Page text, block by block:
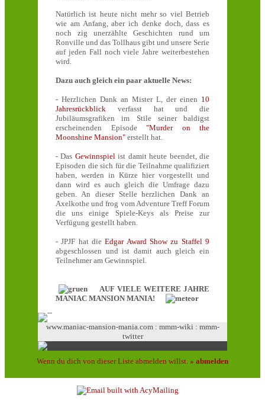
Natürlich ist heute nicht mehr so viel Betrieb
wie am Anfang, aber ich denke doch, dass es
noch zig unerzählte Geschichten rund um
Ronville und das Tollhaus gibt und unsere Serie
auf jeden Fall noch viele Jahre weiterbestehen
wird.
Dazu auch gleich ein paar aktuelle News:
- Herzlichen Dank an Mister L, der einen 10
Jahresrückblick verfasst hat und die
Jubiläumsgrafiken im Stile seiner baldigst
erscheinenden Episode "Murder on the
Moonshine Mansion" erstellt hat.
- Das Gewinnspielist damit heute beendet, die
Episoden die sich für die Teilnahme qualifiziert
haben, werden in Kürze hier vorgestellt und
dann wird es auch gleich die Umfrage dazu
geben. An dieser Stelle herzlichen Dank an
Axelkothe und frog vom Adventure Treff Forum
die uns einige Spiele-Keys als Preise zur
Verfügung gestellt haben.
- JPJF hat dieEdgar Award Show zu Staffel 9
abgeschlossen und ist damit auch gleich ein
Teilnehmer am Gewinnspiel.
AUF VIELE WEITERE JAHRE
MANIAC MANSION MANIA!
www.maniac-mansion-mania.com : mmm-wiki : mmm-
twitter
Wenn du dich von dieser Liste abmelden willst. » abmelden